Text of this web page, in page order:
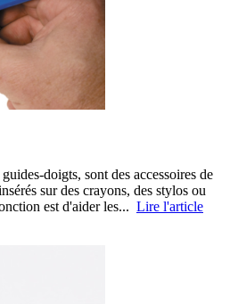
doigts, sont des accessoires de
sur des crayons, des stylos ou
est d'aider les... Lire l'article